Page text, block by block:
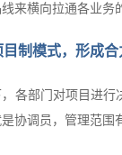
来横向拉通各业务
制模式，形成
各部门对项目进行
协调员，管理范围